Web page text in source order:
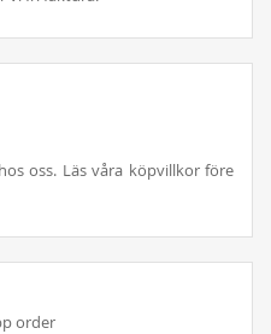
oss. Läs våra köpvillkor före
order